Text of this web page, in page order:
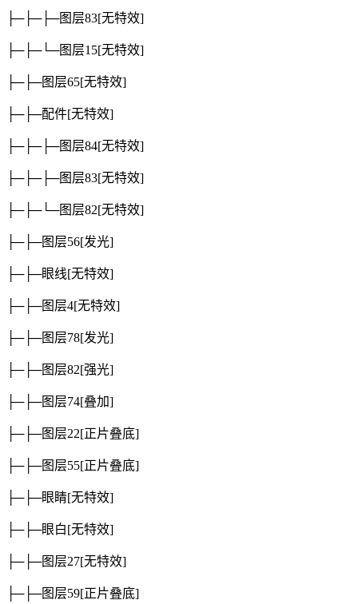
├─├─├─图层83[无特效]
├─├─└─图层15[无特效]
├─├─图层65[无特效]
├─├─配件[无特效]
├─├─├─图层84[无特效]
├─├─├─图层83[无特效]
├─├─└─图层82[无特效]
├─├─图层56[发光]
├─├─眼线[无特效]
├─├─图层4[无特效]
├─├─图层78[发光]
├─├─图层82[强光]
├─├─图层74[叠加]
├─├─图层22[正片叠底]
├─├─图层55[正片叠底]
├─├─眼睛[无特效]
├─├─眼白[无特效]
├─├─图层27[无特效]
├─├─图层59[正片叠底]